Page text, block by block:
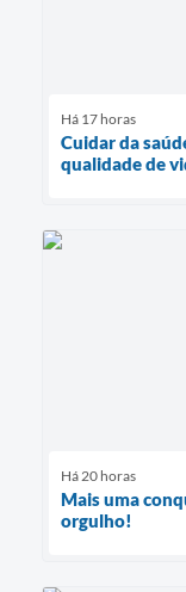
Há 17 horas
Cuidar da
qualidade de
Há 20 horas
Mais uma
orgulho!